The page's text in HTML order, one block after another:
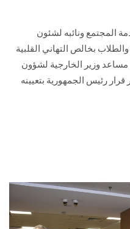
المجتمع ونائبه لشئون
والطلاب بخالص التهاني القلبية
وزير الخارجية لشؤون
رئيس الجمهورية بتعيينه